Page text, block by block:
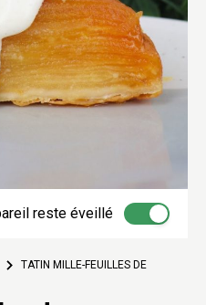
reste éveillé
>
TATIN MILLE-FEUILLES DE